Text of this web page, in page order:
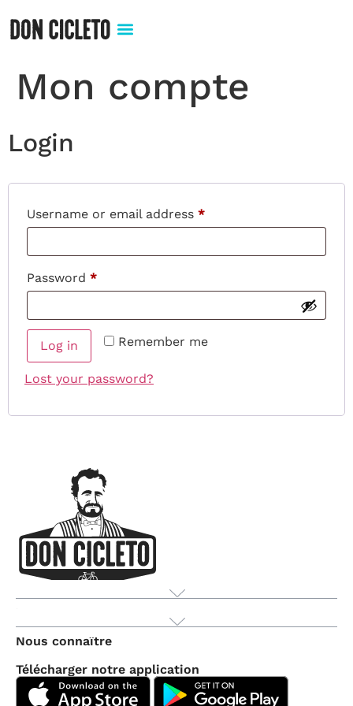
Mon compte
Login
Username or email address *
Password *
Remember me
Log in
Lost your password?
Nous connaître
Télécharger notre application